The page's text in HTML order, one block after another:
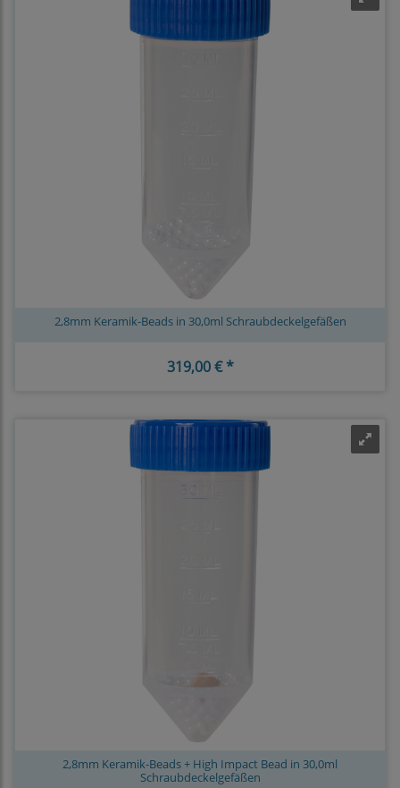
2,8mm Keramik-Beads in 30,0ml Schraubdeckelgefäßen
319,00 € *
2,8mm Keramik-Beads + High Impact Bead in 30,0ml
Schraubdeckelgefäßen